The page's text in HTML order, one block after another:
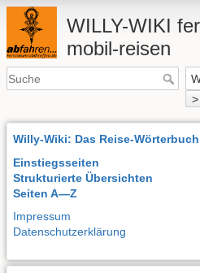
WILLY-WIKI
mobil-reisen
>
Willy-Wiki: Das Reise-Wörterbuch
Einstiegsseiten
Strukturierte Übersichten
Seiten A—Z
Impressum
Datenschutzerklärung